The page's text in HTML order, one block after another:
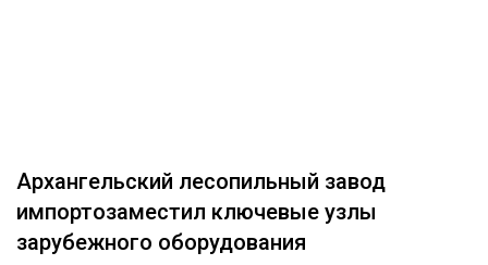
ПРОИЗВОДСТВО ДРЕВЕСНЫХ ПЛИТ
ЦБП
Архангельский лесопильный завод
импортозаместил ключевые узлы
зарубежного оборудования